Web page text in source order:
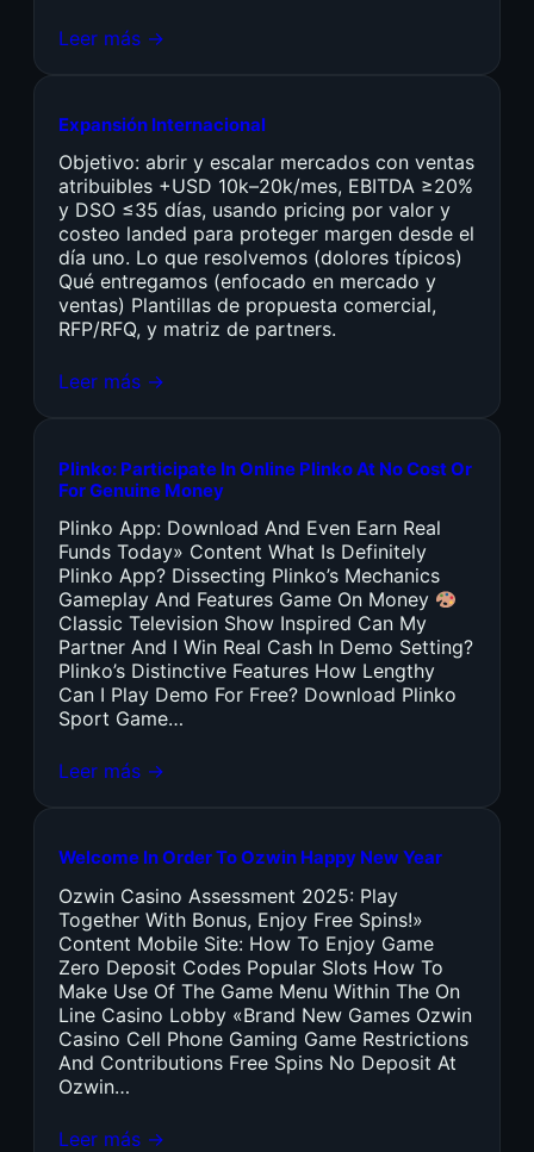
Leer más →
Expansión Internacional
Objetivo: abrir y escalar mercados con ventas
atribuibles +USD 10k–20k/mes, EBITDA ≥20%
y DSO ≤35 días, usando pricing por valor y
costeo landed para proteger margen desde el
día uno. Lo que resolvemos (dolores típicos)
Qué entregamos (enfocado en mercado y
ventas) Plantillas de propuesta comercial,
RFP/RFQ, y matriz de partners.
Leer más →
Plinko: Participate In Online Plinko At No Cost Or
For Genuine Money
Plinko App: Download And Even Earn Real
Funds Today» Content What Is Definitely
Plinko App? Dissecting Plinko’s Mechanics
Gameplay And Features Game On Money
Classic Television Show Inspired Can My
Partner And I Win Real Cash In Demo Setting?
Plinko’s Distinctive Features How Lengthy
Can I Play Demo For Free? Download Plinko
Sport Game…
Leer más →
Welcome In Order To Ozwin Happy New Year
Ozwin Casino Assessment 2025: Play
Together With Bonus, Enjoy Free Spins!»
Content Mobile Site: How To Enjoy Game
Zero Deposit Codes Popular Slots How To
Make Use Of The Game Menu Within The On
Line Casino Lobby «Brand New Games Ozwin
Casino Cell Phone Gaming Game Restrictions
And Contributions Free Spins No Deposit At
Ozwin…
Leer más →